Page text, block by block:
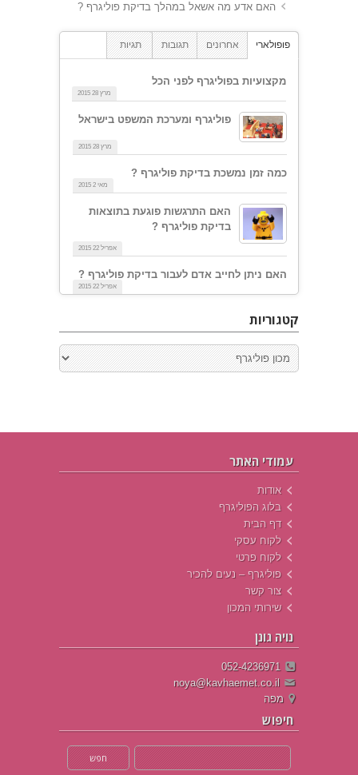
האם אדע מה אשאל במהלך בדיקת פוליגרף ?
פופולארי אחרונים תגובות תגיות
מקצועיות בפוליגרף לפני הכל
מרץ 28 2015
פוליגרף ומערכת המשפט בישראל
מרץ 28 2015
כמה זמן נמשכת בדיקת פוליגרף ?
מאי 2 2015
האם התרגשות פוגעת בתוצאות
בדיקת פוליגרף ?
אפריל 22 2015
האם ניתן לחייב אדם לעבור בדיקת פוליגרף ?
אפריל 22 2015
קטגוריות
עמודי האתר
אודות
בלוג הפוליגרף
דף הבית
לקוח עסקי
לקוח פרטי
פוליגרף – נעים להכיר
צור קשר
שירותי המכון
נויה גונן
052-4236971
noya@kavhaemet.co.il
מפה
חיפוש